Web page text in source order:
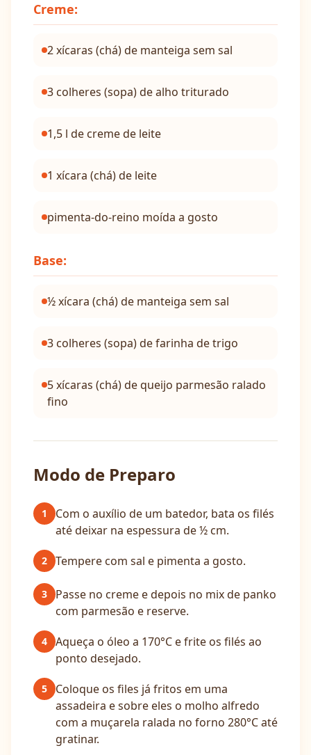
Creme:
2 xícaras (chá) de manteiga sem sal
3 colheres (sopa) de alho triturado
1,5 l de creme de leite
1 xícara (chá) de leite
pimenta-do-reino moída a gosto
Base:
½ xícara (chá) de manteiga sem sal
3 colheres (sopa) de farinha de trigo
5 xícaras (chá) de queijo parmesão ralado
fino
Modo de Preparo
1
Com o auxílio de um batedor, bata os filés
até deixar na espessura de ½ cm.
2 Tempere com sal e pimenta a gosto.
3
Passe no creme e depois no mix de panko
com parmesão e reserve.
4
Aqueça o óleo a 170°C e frite os filés ao
ponto desejado.
5
Coloque os files já fritos em uma
assadeira e sobre eles o molho alfredo
com a muçarela ralada no forno 280°C até
gratinar.